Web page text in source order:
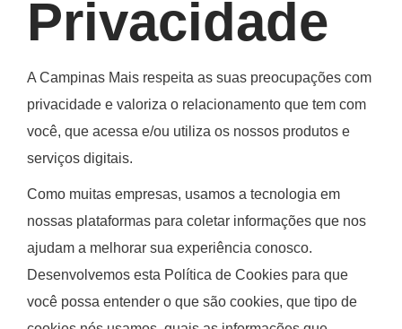
Privacidade
A Campinas Mais respeita as suas preocupações com
privacidade e valoriza o relacionamento que tem com
você, que acessa e/ou utiliza os nossos produtos e
serviços digitais.
Como muitas empresas, usamos a tecnologia em
nossas plataformas para coletar informações que nos
ajudam a melhorar sua experiência conosco.
Desenvolvemos esta Política de Cookies para que
você possa entender o que são cookies, que tipo de